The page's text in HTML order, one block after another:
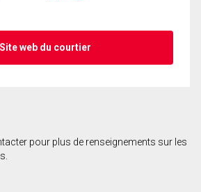
Site web du courtier
pour plus de renseignements sur les